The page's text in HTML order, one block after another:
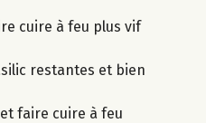
cuire à feu plus vif
restantes et bien
faire cuire à feu